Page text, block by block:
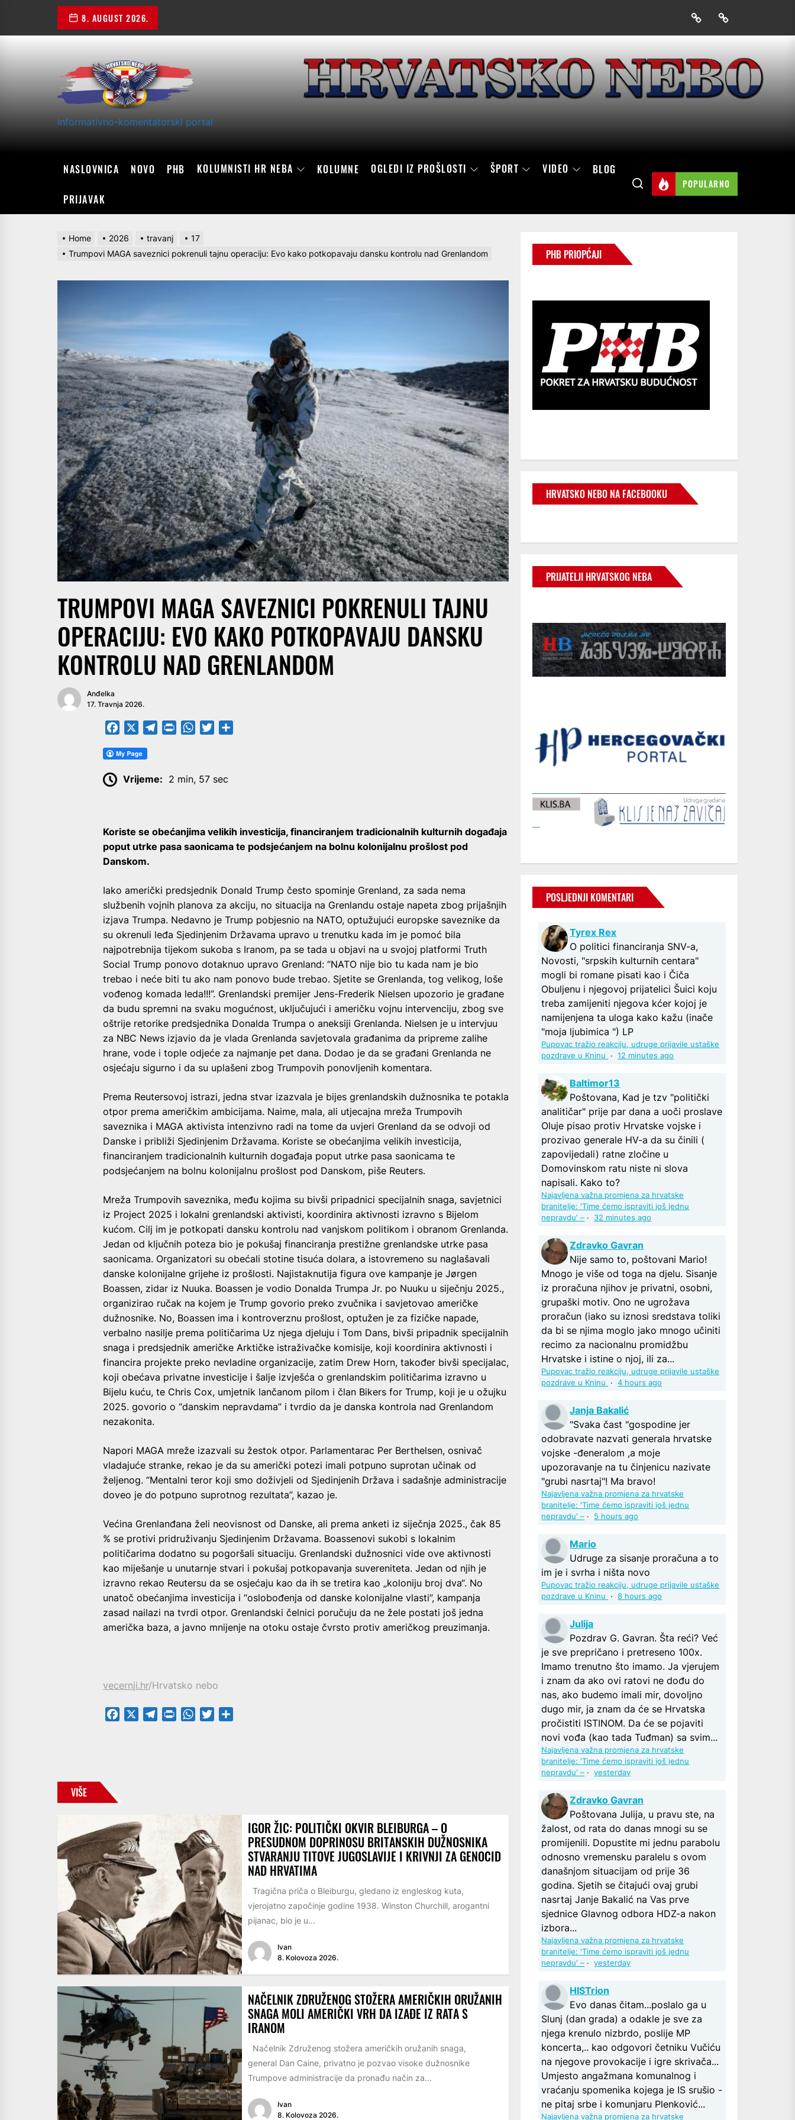
the
8. AUGUST 2026. PrijavakSkini
mobilnu
Hrvatskog
neba
Informativno-komentatorski portal
NASLOVNICA NOVO PHB KOLUMNISTI HR NEBA KOLUMNE OGLEDI IZ PROŠLOSTI ŠPORT VIDEO BLOG
PRIJAVAK
POPULARNO
Home 2026 travanj
17
Trumpovi MAGA saveznici pokrenuli tajnu operaciju: Evo kako potkopavaju dansku kontrolu nad Grenlandom
TRUMPOVI MAGA SAVEZNICI POKRENULI TAJNU
OPERACIJU: EVO KAKO POTKOPAVAJU DANSKU
KONTROLU NAD GRENLANDOM
Anđelka
17. Travnja 2026.
FacebookTelegramPrintFriendly
WhatsApp
Twitter
Vrijeme: 2 min, 57 sec
Koriste se obećanjima velikih investicija, financiranjem tradicionalnih kulturnih događaja
poput utrke pasa saonicama te podsjećanjem na bolnu kolonijalnu prošlost pod
Danskom.
Iako američki predsjednik Donald Trump često spominje Grenland, za sada nema
službenih vojnih planova za akciju, no situacija na Grenlandu ostaje napeta zbog prijašnjih
izjava Trumpa. Nedavno je Trump pobjesnio na NATO, optužujući europske saveznike da
su okrenuli leđa Sjedinjenim Državama upravo u trenutku kada im je pomoć bila
najpotrebnija tijekom sukoba s Iranom, pa se tada u objavi na u svojoj platformi Truth
Social Trump ponovo dotaknuo upravo Grenland: “NATO nije bio tu kada nam je bio
trebao i neće biti tu ako nam ponovo bude trebao. Sjetite se Grenlanda, tog velikog, loše
vođenog komada leda!!!”. Grenlandski premijer Jens-Frederik Nielsen upozorio je građane
da budu spremni na svaku mogućnost, uključujući i američku vojnu intervenciju, zbog sve
oštrije retorike predsjednika Donalda Trumpa o aneksiji Grenlanda. Nielsen je u intervjuu
za NBC News izjavio da je vlada Grenlanda savjetovala građanima da pripreme zalihe
hrane, vode i tople odjeće za najmanje pet dana. Dodao je da se građani Grenlanda ne
osjećaju sigurno i da su uplašeni zbog Trumpovih ponovljenih komentara.
Prema Reutersovoj istrazi, jedna stvar izazvala je bijes grenlandskih dužnosnika te potakla
otpor prema američkim ambicijama. Naime, mala, ali utjecajna mreža Trumpovih
saveznika i MAGA aktivista intenzivno radi na tome da uvjeri Grenland da se odvoji od
Danske i približi Sjedinjenim Državama. Koriste se obećanjima velikih investicija,
financiranjem tradicionalnih kulturnih događaja poput utrke pasa saonicama te
podsjećanjem na bolnu kolonijalnu prošlost pod Danskom, piše Reuters.
Mreža Trumpovih saveznika, među kojima su bivši pripadnici specijalnih snaga, savjetnici
iz Project 2025 i lokalni grenlandski aktivisti, koordinira aktivnosti izravno s Bijelom
kućom. Cilj im je potkopati dansku kontrolu nad vanjskom politikom i obranom Grenlanda.
Jedan od ključnih poteza bio je pokušaj financiranja prestižne grenlandske utrke pasa
saonicama. Organizatori su obećali stotine tisuća dolara, a istovremeno su naglašavali
danske kolonijalne grijehe iz prošlosti. Najistaknutija figura ove kampanje je Jørgen
Boassen, zidar iz Nuuka. Boassen je vodio Donalda Trumpa Jr. po Nuuku u siječnju 2025.,
organizirao ručak na kojem je Trump govorio preko zvučnika i savjetovao američke
dužnosnike. No, Boassen ima i kontroverznu prošlost, optužen je za fizičke napade,
verbalno nasilje prema političarima Uz njega djeluju i Tom Dans, bivši pripadnik specijalnih
snaga i predsjednik američke Arktičke istraživačke komisije, koji koordinira aktivnosti i
financira projekte preko nevladine organizacije, zatim Drew Horn, također bivši specijalac,
koji obećava privatne investicije i šalje izvješća o grenlandskim političarima izravno u
Bijelu kuću, te Chris Cox, umjetnik lančanom pilom i član Bikers for Trump, koji je u ožujku
2025. govorio o “danskim nepravdama” i tvrdio da je danska kontrola nad Grenlandom
nezakonita.
Napori MAGA mreže izazvali su žestok otpor. Parlamentarac Per Berthelsen, osnivač
vladajuće stranke, rekao je da su američki potezi imali potpuno suprotan učinak od
željenog. “Mentalni teror koji smo doživjeli od Sjedinjenih Država i sadašnje administracije
doveo je do potpuno suprotnog rezultata”, kazao je.
Većina Grenlanđana želi neovisnost od Danske, ali prema anketi iz siječnja 2025., čak 85
% se protivi pridruživanju Sjedinjenim Državama. Boassenovi sukobi s lokalnim
političarima dodatno su pogoršali situaciju. Grenlandski dužnosnici vide ove aktivnosti
kao miješanje u unutarnje stvari i pokušaj potkopavanja suvereniteta. Jedan od njih je
izravno rekao Reutersu da se osjećaju kao da ih se tretira kao „koloniju broj dva“. No
unatoč obećanjima investicija i “oslobođenja od danske kolonijalne vlasti”, kampanja
zasad nailazi na tvrdi otpor. Grenlandski čelnici poručuju da ne žele postati još jedna
američka baza, a javno mnijenje na otoku ostaje čvrsto protiv američkog preuzimanja.
vecernji.hr/Hrvatsko nebo
FacebookTelegramPrintFriendly
WhatsApp
Twitter
VIŠE
IGOR ŽIC: POLITIČKI OKVIR BLEIBURGA – O
PRESUDNOM DOPRINOSU BRITANSKIH DUŽNOSNIKA
STVARANJU TITOVE JUGOSLAVIJE I KRIVNJI ZA GENOCID
NAD HRVATIMA
Tragična priča o Bleiburgu, gledano iz engleskog kuta,
vjerojatno započinje godine 1938. Winston Churchill, arogantni
pijanac, bio je u...
Ivan
8. Kolovoza 2026.
NAČELNIK ZDRUŽENOG STOŽERA AMERIČKIH ORUŽANIH
SNAGA MOLI AMERIČKI VRH DA IZAĐE IZ RATA S
IRANOM
Načelnik Združenog stožera američkih oružanih snaga,
general Dan Caine, privatno je pozvao visoke dužnosnike
Trumpove administracije da pronađu način za...
Ivan
8. Kolovoza 2026.
PHB PRIOPĆAJI
HRVATSKO NEBO NA FACEBOOKU
PRIJATELJI HRVATSKOG NEBA
POSLJEDNJI KOMENTARI
Tyrex Rex
O politici financiranja SNV-a,
Novosti, "srpskih kulturnih centara"
mogli bi romane pisati kao i Čiča
Obuljenu i njegovoj prijatelici Šuici koju
treba zamijeniti njegova kćer kojoj je
namijenjena ta uloga kako kažu (inače
"moja ljubimica ") LP
Pupovac tražio reakciju, udruge prijavile ustaške
pozdrave u Kninu
·12 minutes ago
Baltimor13
Poštovana, Kad je tzv "politički
analitičar" prije par dana a uoči proslave
Oluje pisao protiv Hrvatske vojske i
prozivao generale HV-a da su činili (
zapovijedali) ratne zločine u
Domovinskom ratu niste ni slova
napisali. Kako to?
Najavljena važna promjena za hrvatske
branitelje: 'Time ćemo ispraviti još jednu
nepravdu' – · 32 minutes ago
Zdravko Gavran
Nije samo to, poštovani Mario!
Mnogo je više od toga na djelu. Sisanje
iz proračuna njihov je privatni, osobni,
grupaški motiv. Ono ne ugrožava
proračun (iako su iznosi sredstava toliki
da bi se njima moglo jako mnogo učiniti
recimo za nacionalnu promidžbu
Hrvatske i istine o njoj, ili za...
Pupovac tražio reakciju, udruge prijavile ustaške
pozdrave u Kninu
·4 hours ago
Janja Bakalić
"Svaka čast "gospodine jer
odobravate nazvati generala hrvatske
vojske -đeneralom ,a moje
upozoravanje na tu činjenicu nazivate
"grubi nasrtaj"! Ma bravo!
Najavljena važna promjena za hrvatske
branitelje: 'Time ćemo ispraviti još jednu
nepravdu' – · 5 hours ago
Mario
Udruge za sisanje proračuna a to
im je i svrha i ništa novo
Pupovac tražio reakciju, udruge prijavile ustaške
pozdrave u Kninu
·8 hours ago
Julija
Pozdrav G. Gavran. Šta reći? Već
je sve prepričano i pretreseno 100x.
Imamo trenutno što imamo. Ja vjerujem
i znam da ako ovi ratovi ne dođu do
nas, ako budemo imali mir, dovoljno
dugo mir, ja znam da će se Hrvatska
pročistiti ISTINOM. Da će se pojaviti
novi vođa (kao tada Tuđman) sa svim...
Najavljena važna promjena za hrvatske
branitelje: 'Time ćemo ispraviti još jednu
nepravdu' – ·yesterday
Zdravko Gavran
Poštovana Julija, u pravu ste, na
žalost, od rata do danas mnogi su se
promijenili. Dopustite mi jednu parabolu
odnosno vremensku paralelu s ovom
današnjom situacijam od prije 36
godina. Sjetih se čitajući ovaj grubi
nasrtaj Janje Bakalić na Vas prve
sjednice Glavnog odbora HDZ-a nakon
izbora...
Najavljena važna promjena za hrvatske
branitelje: 'Time ćemo ispraviti još jednu
nepravdu' – ·yesterday
HISTrion
Evo danas čitam...poslalo ga u
Slunj (dan grada) a odakle je sve za
njega krenulo nizbrdo, poslije MP
koncerta,.. kao odgovori četniku Vučiću
na njegove provokacije i igre skrivača...
Umjesto angažmana komunalnog i
vraćanju spomenika kojega je IS srušio -
ne pitaj srbe i komunjaru Plenković...
Najavljena važna promjena za hrvatske